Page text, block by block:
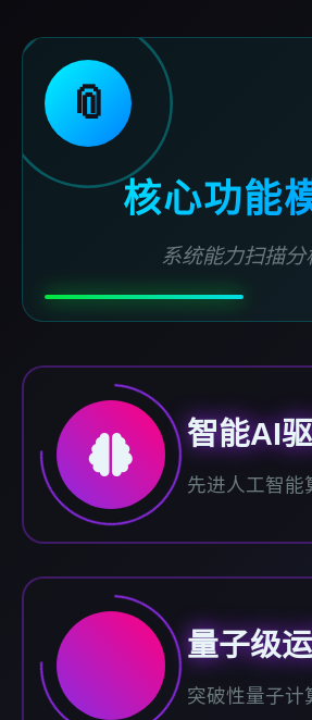
📎
核心功能
系统能力扫描分
智能AI
先进人工智能
量子级
突破性量子计